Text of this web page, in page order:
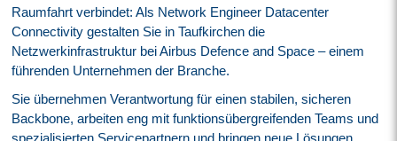
Raumfahrt verbindet: Als Network Engineer Datacenter
Connectivity gestalten Sie in Taufkirchen die
Netzwerkinfrastruktur bei Airbus Defence and Space – einem
führenden Unternehmen der Branche.
Sie übernehmen Verantwortung für einen stabilen, sicheren
Backbone, arbeiten eng mit funktionsübergreifenden Teams und
spezialisierten Servicepartnern und bringen neue Lösungen